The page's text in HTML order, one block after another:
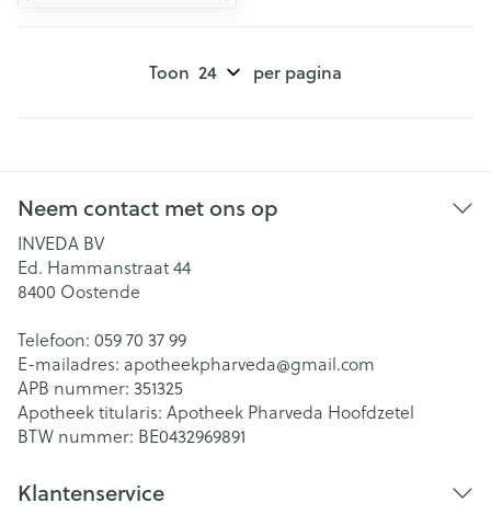
Toon per pagina
Neem contact met ons op
INVEDA BV
Ed. Hammanstraat 44
8400 Oostende
Telefoon: 059 70 37 99
E-mailadres: apotheekpharveda@gmail.com
APB nummer: 351325
Apotheek titularis: Apotheek Pharveda Hoofdzetel
BTW nummer: BE0432969891
Klantenservice